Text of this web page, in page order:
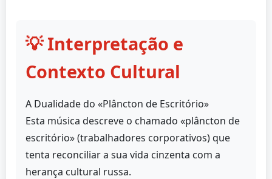
💡 Interpretação e
Contexto Cultural
A Dualidade do «Plâncton de Escritório»
Esta música descreve o chamado «plâncton de
escritório» (trabalhadores corporativos) que
tenta reconciliar a sua vida cinzenta com a
herança cultural russa.